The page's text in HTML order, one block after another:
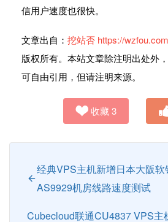
信用户速度也很快。
文章出自： 挖站否 https://
版权所有。本站文章除注明出处外
可自由引用，但请注明来源。
收藏 3
经典VPS主机新增日本大阪软
AS9929机房线路速度测试
Cubecloud联通CU4837 VPS主